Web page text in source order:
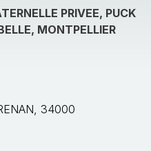
PRIVEE, PUCK
MONTPELLIER
34000